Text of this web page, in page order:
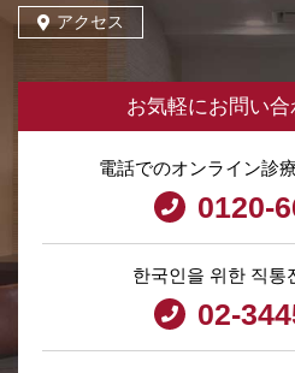
アクセス
お気軽にお問い
電話でのオンライン診
0120-
한국인을 위한 직통
02-